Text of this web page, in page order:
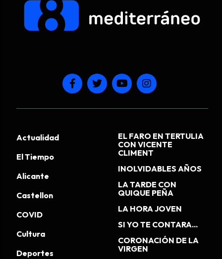
Actualidad
El Tiempo
Alicante
Castellon
COVID
Cultura
Deportes
EL FARO EN TERTULIA
CON VICENTE
CLIMENT
INOLVIDABLES AÑOS
LA TARDE CON
QUIQUE PEÑA
LA HORA JOVEN
SI YO TE CONTARA...
CORONACIÓN DE LA
VIRGEN